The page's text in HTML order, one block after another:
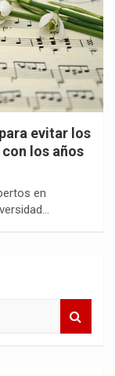
evitar los
los años
en